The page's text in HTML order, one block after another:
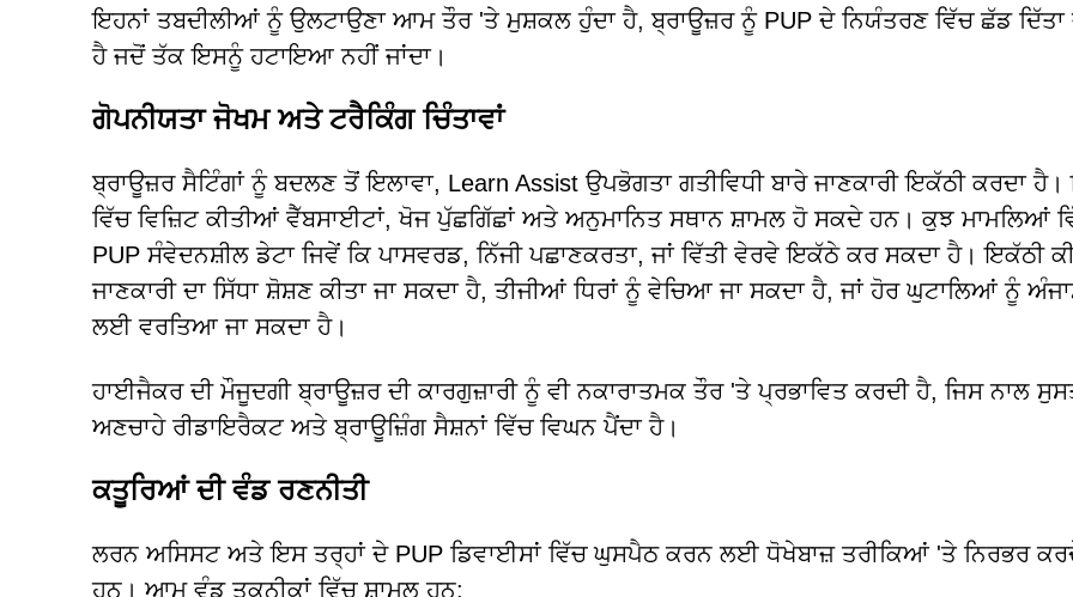
ਇਹਨਾਂ ਤਬਦੀਲੀਆਂ ਨੂੰ ਉਲਟਾਉਣਾ ਆਮ ਤੌਰ 'ਤੇ ਮੁਸ਼ਕਲ ਹੁੰਦਾ ਹੈ, ਬ੍ਰਾਊਜ਼ਰ ਨੂੰ PUP ਦੇ ਨਿਯੰਤਰਣ ਵਿੱਚ ਛੱਡ ਦਿੱਤਾ
ਹੈ ਜਦੋਂ ਤੱਕ ਇਸਨੂੰ ਹਟਾਇਆ ਨਹੀਂ ਜਾਂਦਾ।
ਗੋਪਨੀਯਤਾ ਜੋਖਮ ਅਤੇ ਟਰੈਕਿੰਗ ਚਿੰਤਾਵਾਂ
ਬ੍ਰਾਊਜ਼ਰ ਸੈਟਿੰਗਾਂ ਨੂੰ ਬਦਲਣ ਤੋਂ ਇਲਾਵਾ, Learn Assist ਉਪਭੋਗਤਾ ਗਤੀਵਿਧੀ ਬਾਰੇ ਜਾਣਕਾਰੀ ਇਕੱਠੀ ਕਰਦਾ
ਵਿੱਚ ਵਿਜ਼ਿਟ ਕੀਤੀਆਂ ਵੈੱਬਸਾਈਟਾਂ, ਖੋਜ ਪੁੱਛਗਿੱਛਾਂ ਅਤੇ ਅਨੁਮਾਨਿਤ ਸਥਾਨ ਸ਼ਾਮਲ ਹੋ ਸਕਦੇ ਹਨ। ਕੁਝ ਮਾਮਲਿਆਂ
PUP ਸੰਵੇਦਨਸ਼ੀਲ ਡੇਟਾ ਜਿਵੇਂ ਕਿ ਪਾਸਵਰਡ, ਨਿੱਜੀ ਪਛਾਣਕਰਤਾ, ਜਾਂ ਵਿੱਤੀ ਵੇਰਵੇ ਇਕੱਠੇ ਕਰ ਸਕਦਾ ਹੈ। ਇਕੱਠੀ
ਜਾਣਕਾਰੀ ਦਾ ਸਿੱਧਾ ਸ਼ੋਸ਼ਣ ਕੀਤਾ ਜਾ ਸਕਦਾ ਹੈ, ਤੀਜੀਆਂ ਧਿਰਾਂ ਨੂੰ ਵੇਚਿਆ ਜਾ ਸਕਦਾ ਹੈ, ਜਾਂ ਹੋਰ ਘੁਟਾਲਿਆਂ ਨੂੰ
ਲਈ ਵਰਤਿਆ ਜਾ ਸਕਦਾ ਹੈ।
ਹਾਈਜੈਕਰ ਦੀ ਮੌਜੂਦਗੀ ਬ੍ਰਾਊਜ਼ਰ ਦੀ ਕਾਰਗੁਜ਼ਾਰੀ ਨੂੰ ਵੀ ਨਕਾਰਾਤਮਕ ਤੌਰ 'ਤੇ ਪ੍ਰਭਾਵਿਤ ਕਰਦੀ ਹੈ, ਜਿਸ ਨਾਲ
ਅਣਚਾਹੇ ਰੀਡਾਇਰੈਕਟ ਅਤੇ ਬ੍ਰਾਊਜ਼ਿੰਗ ਸੈਸ਼ਨਾਂ ਵਿੱਚ ਵਿਘਨ ਪੈਂਦਾ ਹੈ।
ਕਤੂਰਿਆਂ ਦੀ ਵੰਡ ਰਣਨੀਤੀ
ਲਰਨ ਅਸਿਸਟ ਅਤੇ ਇਸ ਤਰ੍ਹਾਂ ਦੇ PUP ਡਿਵਾਈਸਾਂ ਵਿੱਚ ਘੁਸਪੈਠ ਕਰਨ ਲਈ ਧੋਖੇਬਾਜ਼ ਤਰੀਕਿਆਂ 'ਤੇ ਨਿਰਭਰ
ਹਨ। ਆਮ ਵੰਡ ਤਕਨੀਕਾਂ ਵਿੱਚ ਸ਼ਾਮਲ ਹਨ: